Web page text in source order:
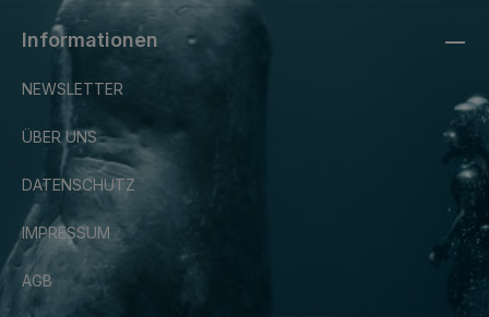
Informationen
NEWSLETTER
ÜBER UNS
DATENSCHUTZ
IMPRESSUM
AGB